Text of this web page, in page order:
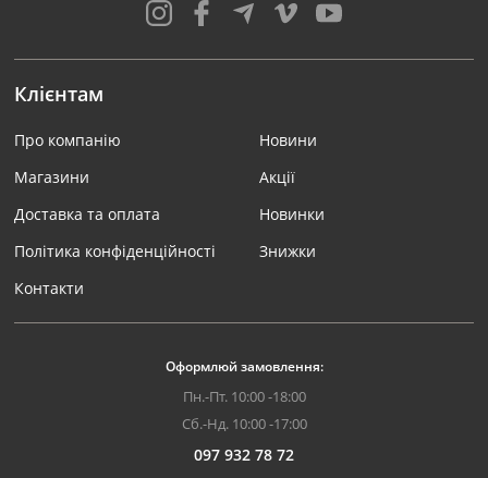
Клієнтам
Про компанію
Магазини
Доставка та оплата
Політика конфіденційності
Контакти
Новини
Акції
Новинки
Знижки
Оформлюй замовлення:
Пн.-Пт. 10:00 -18:00
Сб.-Нд. 10:00 -17:00
097 932 78 72